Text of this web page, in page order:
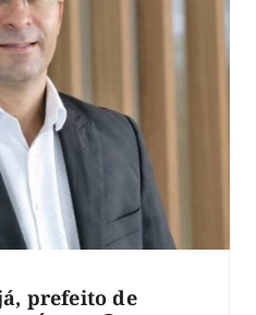
prefeito de